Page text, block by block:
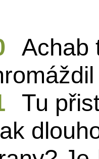
Achab
Tu